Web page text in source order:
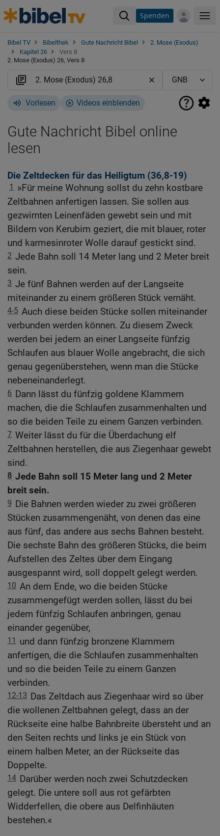
Spenden
Bibel TV Bibelthek Gute Nachricht Bibel
2. Mose (Exodus)
Kapitel 26
Vers 8
2. Mose (Exodus) 26, Vers 8
Vorlesen Videos einblenden
Gute Nachricht Bibel online
lesen
Die Zeltdecken für das Heiligtum (36,8-19)
1
»Für meine Wohnung sollst du zehn kostbare
Zeltbahnen anfertigen lassen. Sie sollen aus
gezwirnten Leinenfäden gewebt sein und mit
Bildern von Kerubim geziert, die mit blauer, roter
und karmesinroter Wolle darauf gestickt sind.
2 Jede Bahn soll 14 Meter lang und 2 Meter breit
sein.
3 Je fünf Bahnen werden auf der Langseite
miteinander zu einem größeren Stück vernäht.
4-5 Auch diese beiden Stücke sollen miteinander
verbunden werden können. Zu diesem Zweck
werden bei jedem an einer Langseite fünfzig
Schlaufen aus blauer Wolle angebracht, die sich
genau gegenüberstehen, wenn man die Stücke
nebeneinanderlegt.
6 Dann lässt du fünfzig goldene Klammern
machen, die die Schlaufen zusammenhalten und
so die beiden Teile zu einem Ganzen verbinden.
7 Weiter lässt du für die Überdachung elf
Zeltbahnen herstellen, die aus Ziegenhaar gewebt
sind.
8 Jede Bahn soll 15 Meter lang und 2 Meter
breit sein.
9 Die Bahnen werden wieder zu zwei größeren
Stücken zusammengenäht, von denen das eine
aus fünf, das andere aus sechs Bahnen besteht.
Die sechste Bahn des größeren Stücks, die beim
Aufstellen des Zeltes über dem Eingang
ausgespannt wird, soll doppelt gelegt werden.
10 An dem Ende, wo die beiden Stücke
zusammengefügt werden sollen, lässt du bei
jedem fünfzig Schlaufen anbringen, genau
einander gegenüber,
11
und dann fünfzig bronzene Klammern
anfertigen, die die Schlaufen zusammenhalten
und so die beiden Teile zu einem Ganzen
verbinden.
12-13 Das Zeltdach aus Ziegenhaar wird so über
die wollenen Zeltbahnen gelegt, dass an der
Rückseite eine halbe Bahnbreite übersteht und an
den Seiten rechts und links je ein Stück von
einem halben Meter, an der Rückseite das
Doppelte.
14 Darüber werden noch zwei Schutzdecken
gelegt. Die untere soll aus rot gefärbten
Widderfellen, die obere aus Delfinhäuten
bestehen.«